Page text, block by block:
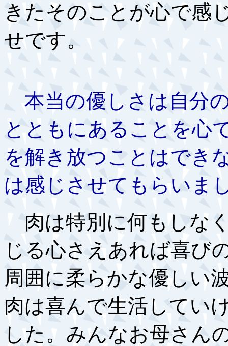
きたそのことが心で感
せです。
本当の優しさは自分
とともにあることを心
を解き放つことはでき
は感じさせてもらいま
肉は特別に何もしな
じる心さえあれば喜び
周囲に柔らかな優しい
肉は喜んで生活してい
した。みんなお母さん